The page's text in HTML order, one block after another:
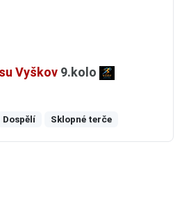
Vyškov9.kolo
Dospělí Sklopné terče